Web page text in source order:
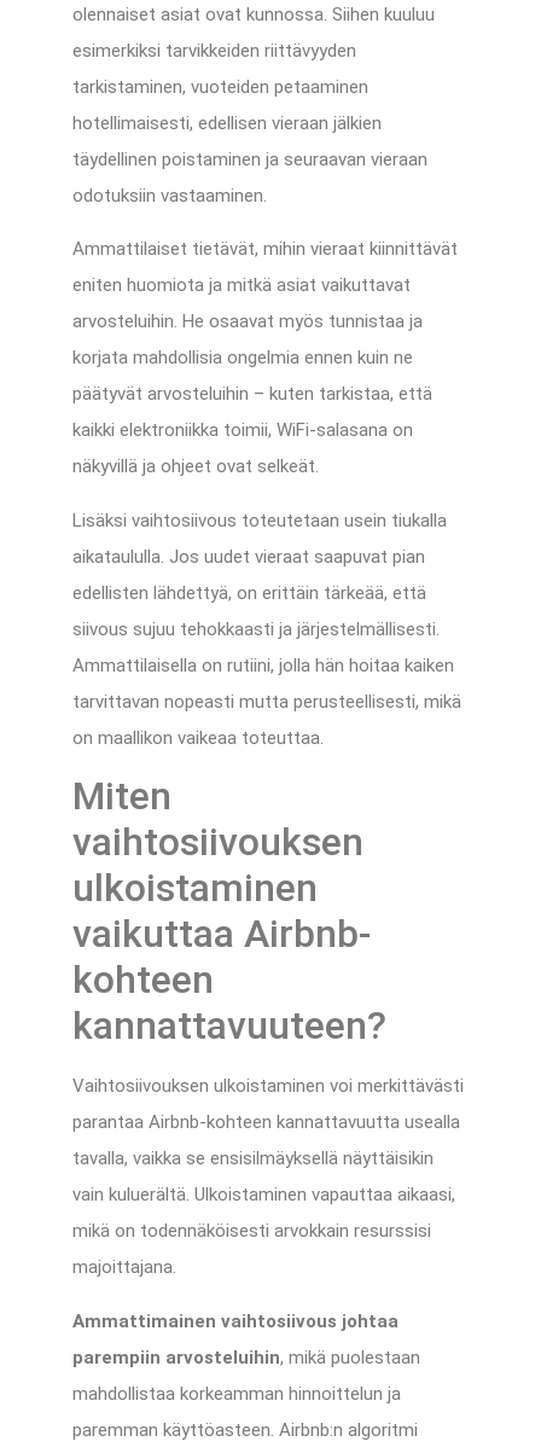
olennaiset asiat ovat kunnossa. Siihen kuuluu
esimerkiksi tarvikkeiden riittävyyden
tarkistaminen, vuoteiden petaaminen
hotellimaisesti, edellisen vieraan jälkien
täydellinen poistaminen ja seuraavan vieraan
odotuksiin vastaaminen.
Ammattilaiset tietävät, mihin vieraat kiinnittävät
eniten huomiota ja mitkä asiat vaikuttavat
arvosteluihin. He osaavat myös tunnistaa ja
korjata mahdollisia ongelmia ennen kuin ne
päätyvät arvosteluihin – kuten tarkistaa, että
kaikki elektroniikka toimii, WiFi-salasana on
näkyvillä ja ohjeet ovat selkeät.
Lisäksi vaihtosiivous toteutetaan usein tiukalla
aikataululla. Jos uudet vieraat saapuvat pian
edellisten lähdettyä, on erittäin tärkeää, että
siivous sujuu tehokkaasti ja järjestelmällisesti.
Ammattilaisella on rutiini, jolla hän hoitaa kaiken
tarvittavan nopeasti mutta perusteellisesti, mikä
on maallikon vaikeaa toteuttaa.
Miten
vaihtosiivouksen
ulkoistaminen
vaikuttaa Airbnb-
kohteen
kannattavuuteen?
Vaihtosiivouksen ulkoistaminen voi merkittävästi
parantaa Airbnb-kohteen kannattavuutta usealla
tavalla, vaikka se ensisilmäyksellä näyttäisikin
vain kuluerältä. Ulkoistaminen vapauttaa aikaasi,
mikä on todennäköisesti arvokkain resurssisi
majoittajana.
Ammattimainen vaihtosiivous johtaa
parempiin arvosteluihin, mikä puolestaan
mahdollistaa korkeamman hinnoittelun ja
paremman käyttöasteen. Airbnb:n algoritmi